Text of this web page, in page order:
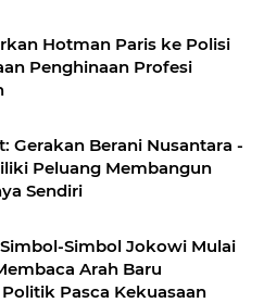
Hotman Paris ke Polisi
Penghinaan Profesi
Gerakan Berani Nusantara -
Peluang Membangun
Sendiri
Simbol Jokowi Mulai
Arah Baru
Pasca Kekuasaan